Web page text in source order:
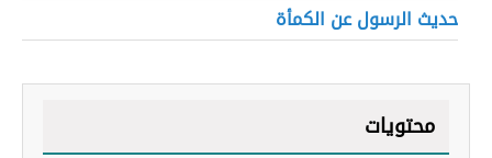
حديث الرسول عن الكمأة
محتويات